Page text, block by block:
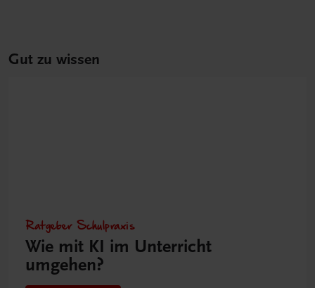
Gut zu wissen
Ratgeber Schulpraxis
Wie mit KI im Unterricht
umgehen?